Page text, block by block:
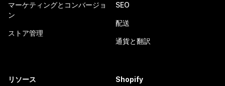
マーケティングとコンバージョ
ン
ストア管理
SEO
配送
通貨と翻訳
リソース Shopify